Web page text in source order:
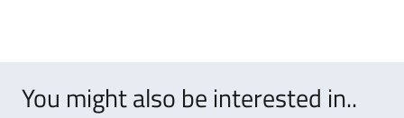
You might also be interested in..